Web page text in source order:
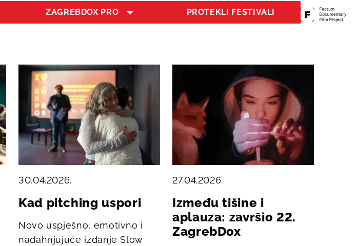
ZAGREBDOX PRO PROTEKLI FESTIVALI
30.04.2026.
Kad pitching uspori
Novo uspješno, emotivno i
nadahnjujuće izdanje Slow
27.04.2026.
Između tišine i
aplauza: završio 22.
ZagrebDox